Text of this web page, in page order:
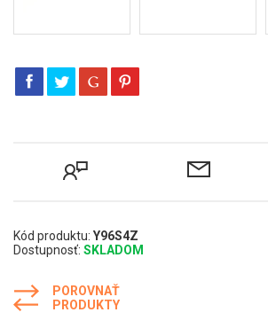
Kód produktu: Y96S4Z
Dostupnosť: SKLADOM
POROVNAŤ
PRODUKTY